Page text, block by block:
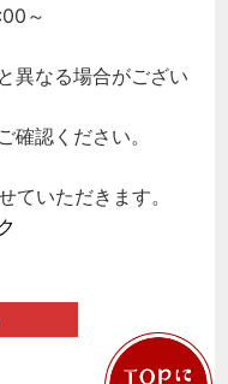
～
異なる場合がござい
確認ください。
ていただきます。